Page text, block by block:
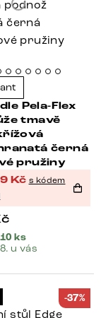
Pela-Flex
tmavě
černá
pružiny
Kč s kódem
ks
u vás
-37%